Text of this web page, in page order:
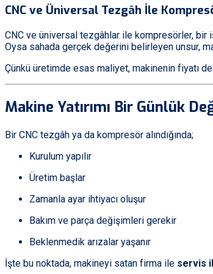
CNC ve Üniversal Tezgâh İle
CNC ve üniversal tezgâhlar ile kompresörler, bir
Oysa sahada gerçek değerini belirleyen unsur,
Çünkü üretimde esas maliyet, makinenin fiyatı
Makine Yatırımı Bir Günlük
Bir CNC tezgâh ya da kompresör alındığında;
Kurulum yapılır
Üretim başlar
Zamanla ayar ihtiyacı oluşur
Bakım ve parça değişimleri gerekir
Beklenmedik arızalar yaşanır
İşte bu noktada, makineyi satan firma ile servis